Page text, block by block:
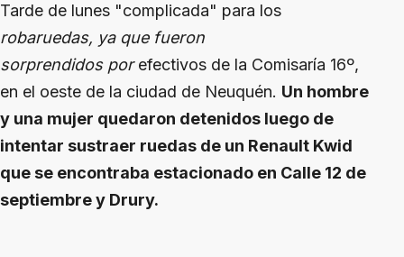
Tarde de lunes "complicada" para los
robaruedas, ya que fueron
sorprendidos porefectivos de la Comisaría 16º,
en el oeste de la ciudad de Neuquén. Un hombre
y una mujer quedaron detenidos luego de
intentar sustraer ruedas de un Renault Kwid
que se encontraba estacionado en Calle 12 de
septiembre y Drury.